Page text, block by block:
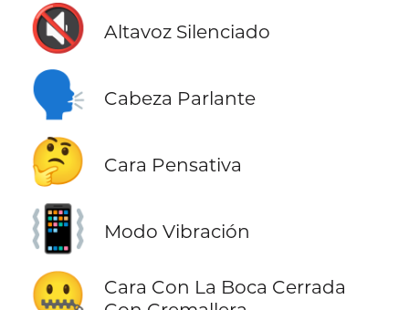
🔇 Altavoz Silenciado
🗣️ Cabeza Parlante
🤔 Cara Pensativa
📳 Modo Vibración
🤐
Cara Con La Boca Cerrada